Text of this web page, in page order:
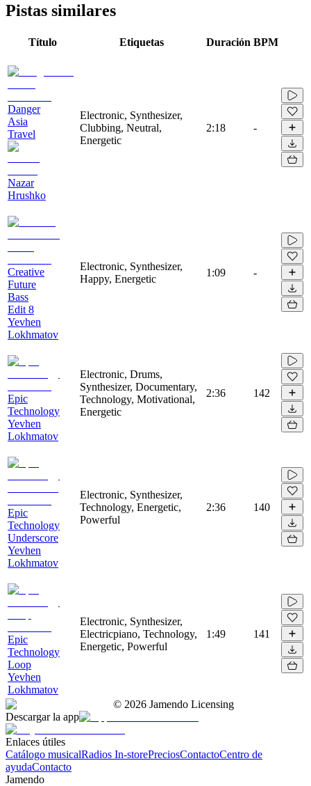
Pistas similares
Título Etiquetas Duración BPM
Danger
Asia
Travel
Nazar
Hrushko
Electronic, Synthesizer,
Clubbing, Neutral,
Energetic
2:18 -
Creative
Future
Bass
Edit 8
Yevhen
Lokhmatov
Electronic, Synthesizer,
Happy, Energetic
1:09 -
Epic
Technology
Yevhen
Lokhmatov
Electronic, Drums,
Synthesizer, Documentary,
Technology, Motivational,
Energetic
2:36 142
Epic
Technology
Underscore
Yevhen
Lokhmatov
Electronic, Synthesizer,
Technology, Energetic,
Powerful
2:36 140
Epic
Technology
Loop
Yevhen
Lokhmatov
Electronic, Synthesizer,
Electricpiano, Technology,
Energetic, Powerful
1:49 141
© 2026 Jamendo Licensing
Descargar la app
Enlaces útiles
Catálogo musicalRadios In-storePreciosContactoCentro de
ayudaContacto
Jamendo